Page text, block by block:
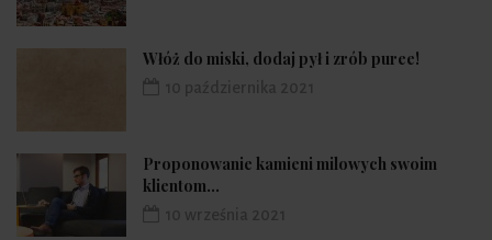
Włóż do miski, dodaj pył i zrób puree!
Proponowanie kamieni milowych swoim
klientom...